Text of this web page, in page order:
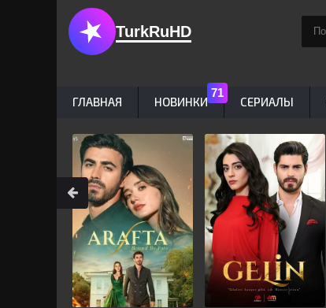
TurkRuHD
ГЛАВНАЯ НОВИНКИ СЕРИАЛЫ